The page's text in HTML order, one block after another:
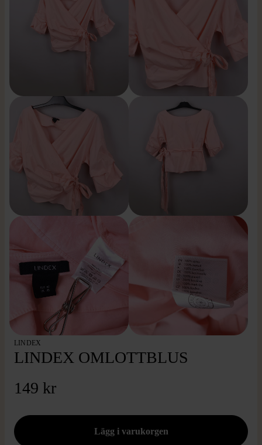
LINDEX
LINDEX OMLOTTBLUS
149 kr